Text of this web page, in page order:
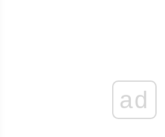
ad